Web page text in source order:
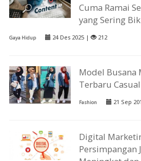
Cuma Ramai
yang Sering
Gaya Hidup 24 Des 2025 | 212
Model Busana
Terbaru Casual
Fashion 21 Sep
Digital
Persimpangan